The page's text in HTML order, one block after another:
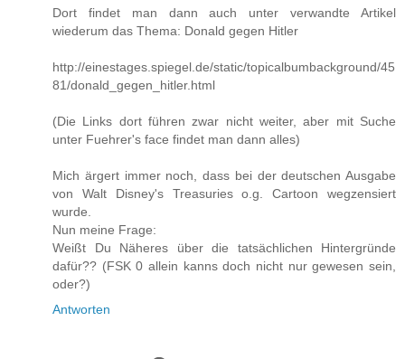
Dort findet man dann auch unter verwandte Artikel
wiederum das Thema: Donald gegen Hitler
http://einestages.spiegel.de/static/topicalbumbackground/45
81/donald_gegen_hitler.html
(Die Links dort führen zwar nicht weiter, aber mit Suche
unter Fuehrer's face findet man dann alles)
Mich ärgert immer noch, dass bei der deutschen Ausgabe
von Walt Disney's Treasuries o.g. Cartoon wegzensiert
wurde.
Nun meine Frage:
Weißt Du Näheres über die tatsächlichen Hintergründe
dafür?? (FSK 0 allein kanns doch nicht nur gewesen sein,
oder?)
Antworten